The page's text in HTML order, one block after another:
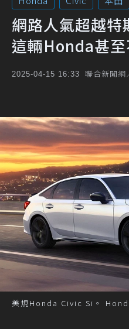
網路人氣超越特
這輛Honda甚至
2025-04-15 16:33 聯合新聞網
美規Honda Civic Si。